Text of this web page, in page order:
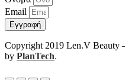
Email
Εγγραφή
Copyright 2019 Len.V Beauty
by PlanTech.